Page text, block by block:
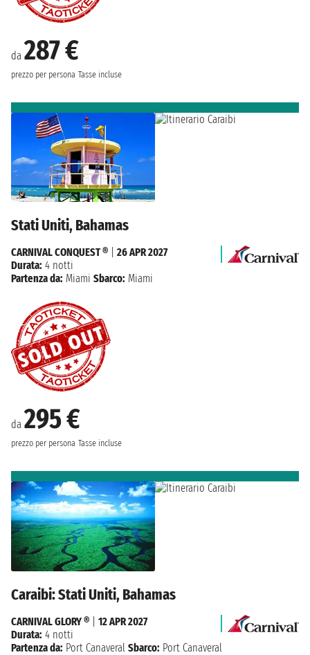
da 287 €
prezzo per persona Tasse incluse
Stati Uniti, Bahamas
da 295 €
prezzo per persona Tasse incluse
CARNIVAL CONQUEST ®
26 APR 2027
Durata: 4 notti
Partenza da: Miami Sbarco: Miami
Caraibi: Stati Uniti, Bahamas
CARNIVAL GLORY ®
12 APR 2027
Durata: 4 notti
Partenza da: Port Canaveral Sbarco: Port Canaveral